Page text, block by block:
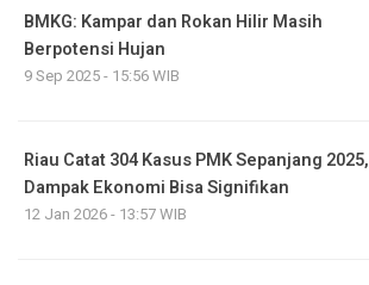
BMKG: Kampar dan Rokan Hilir Masih
Berpotensi Hujan
9 Sep 2025 - 15:56 WIB
Riau Catat 304 Kasus PMK Sepanjang 2025,
Dampak Ekonomi Bisa Signifikan
12 Jan 2026 - 13:57 WIB